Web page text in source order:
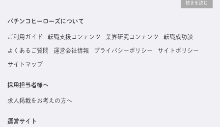
掲載している求人は、すべて契約法人様から寄せられた正規の求人情報です。応募いただい
た内容はすぐに直接事業所に届くためスムーズに転職・復職できます。
パチンコヒーローズについて
ご利用ガイド 転職支援コンテンツ 業界研究コンテンツ 転職成功談
よくあるご質問 運営会社情報 プライバシーポリシー サイトポリシー
サイトマップ
採用担当者様へ
求人掲載をお考えの方へ
運営サイト